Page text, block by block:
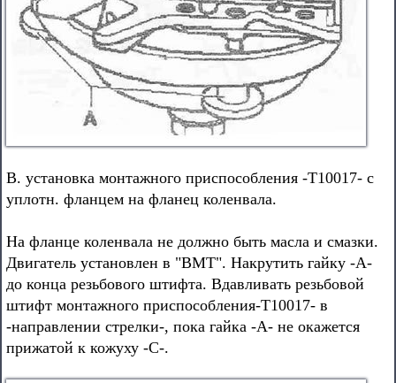
В. установка монтажного приспособления -Т10017- с
уплотн. фланцем на фланец коленвала.
На фланце коленвала не должно быть масла и смазки.
Двигатель установлен в "ВМТ". Накрутить гайку -А-
до конца резьбового штифта. Вдавливать резьбовой
штифт монтажного приспособления-Т10017- в
-направлении стрелки-, пока гайка -А- не окажется
прижатой к кожуху -С-.